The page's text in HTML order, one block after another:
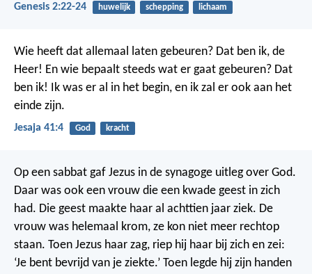
Genesis 2:22-24 huwelijk schepping lichaam
Wie heeft dat allemaal laten gebeuren? Dat ben ik, de
Heer! En wie bepaalt steeds wat er gaat gebeuren? Dat
ben ik! Ik was er al in het begin, en ik zal er ook aan het
einde zijn.
Jesaja 41:4 God kracht
Op een sabbat gaf Jezus in de synagoge uitleg over God.
Daar was ook een vrouw die een kwade geest in zich
had. Die geest maakte haar al achttien jaar ziek. De
vrouw was helemaal krom, ze kon niet meer rechtop
staan. Toen Jezus haar zag, riep hij haar bij zich en zei:
‘Je bent bevrijd van je ziekte.’ Toen legde hij zijn handen